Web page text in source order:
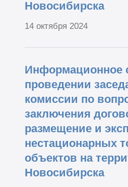
Новосибирска
14 октября 2024
Информационное
проведении
комиссии по
заключения
размещение и
нестационарных
объектов на
Новосибирска